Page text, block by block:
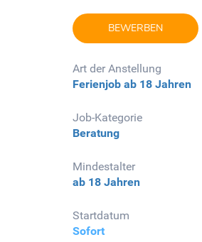
BEWERBEN
Art der Anstellung
Ferienjob ab 18 Jahren
Job-Kategorie
Beratung
Mindestalter
ab 18 Jahren
Startdatum
Sofort